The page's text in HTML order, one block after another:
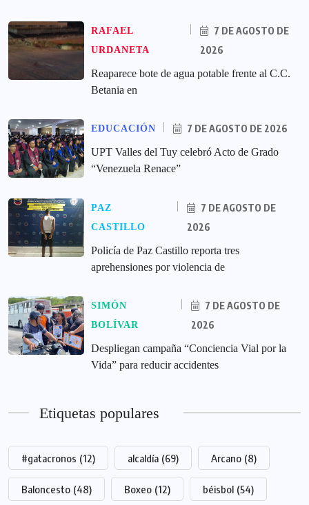
RAFAEL
URDANETA
7 DE AGOSTO DE
2026
Reaparece bote de agua potable frente al C.C.
Betania en
EDUCACIÓN
7 DE AGOSTO DE 2026
UPT Valles del Tuy celebró Acto de Grado
“Venezuela Renace”
PAZ
CASTILLO
7 DE AGOSTO DE
2026
‎Policía de Paz Castillo reporta tres
aprehensiones por violencia de
SIMÓN
BOLÍVAR
7 DE AGOSTO DE
2026
‎Despliegan campaña “Conciencia Vial por la
Vida” para reducir accidentes
Etiquetas populares
#gatacronos (12) alcaldía (69) Arcano (8)
Baloncesto (48) Boxeo (12) béisbol (54)